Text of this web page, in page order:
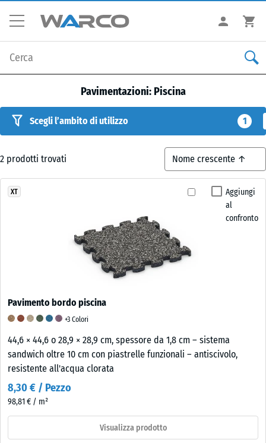
Pavimentazioni: Piscina
Scegli l’ambito di utilizzo 1
2 prodotti trovati
Aggiungi
al
confronto
XT
Pavimento bordo piscina
+3 Colori
44,6 × 44,6 o 28,9 × 28,9 cm, spessore da 1,8 cm – sistema
sandwich oltre 10 cm con piastrelle funzionali – antiscivolo,
resistente all'acqua clorata
8,30 € / Pezzo
98,81 € / m²
Visualizza prodotto